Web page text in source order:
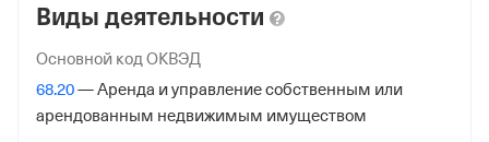
Налоговая
Межрайонная Инспекция Федеральной Налоговой
Адрес налоговой
Виды деятельности
Основной код ОКВЭД
68.20— Аренда и управление собственным или
арендованным недвижимым имуществом